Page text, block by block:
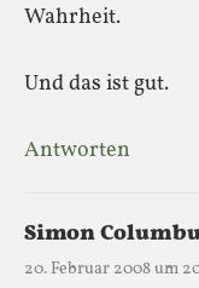
Wahrheit.
Und das ist gut.
Antworten
Simon
20. Februar 2008 um